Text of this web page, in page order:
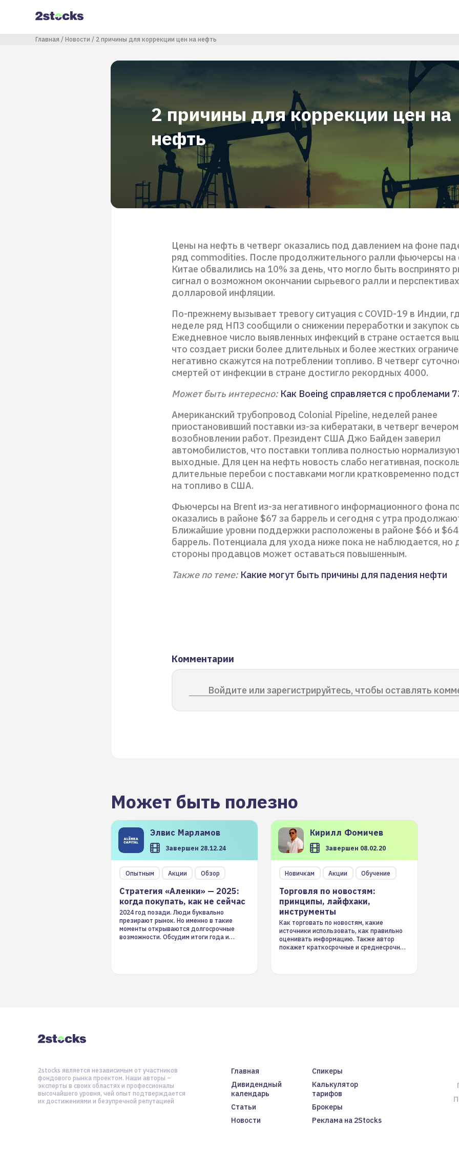
содержанию
Строка навигации
Главная Новости 2 причины для коррекции цен на нефть
2 причины для коррекции цен на
нефть
Цены на нефть в четверг оказались под давлением на фоне
ряд commodities. После продолжительного ралли фьючерсы на
Китае обвалились на 10% за день, что могло быть воспринято
сигнал о возможном окончании сырьевого ралли и
долларовой инфляции.
По-прежнему вызывает тревогу ситуация с COVID-19 в Индии,
неделе ряд НПЗ сообщили о снижении переработки и закупок
Ежедневное число выявленных инфекций в стране остается
что создает риски более длительных и более жестких
негативно скажутся на потреблении топливо. В четверг
смертей от инфекции в стране достигло рекордных 4000.
Может быть интересно: Как Boeing справляется с проблемами
Американский трубопровод Colonial Pipeline, неделей ранее
приостановивший поставки из-за кибератаки, в четверг
возобновлении работ. Президент США Джо Байден заверил
автомобилистов, что поставки топлива полностью
выходные. Для цен на нефть новость слабо негативная,
длительные перебои с поставками могли кратковременно
на топливо в США.
Фьючерсы на Brent из-за негативного информационного фона
оказались в районе $67 за баррель и сегодня с утра
Ближайшие уровни поддержки расположены в районе $66 и
баррель. Потенциала для ухода ниже пока не наблюдается, но
стороны продавцов может оставаться повышенным.
Также по теме: Какие могут быть причины для падения нефти
Комментарии
Войдите или зарегистрируйтесь, чтобы оставлять
Может быть полезно
Элвис Марламов
Завершен 28.12.24
Опытным Акции Обзор
Стратегия «Аленки» — 2025:
когда покупать, как не сейчас
2024 год позади. Люди буквально
презирают рынок. Но именно в такие
моменты открываются долгосрочные
возможности. Обсудим итоги года и
Кирилл Фомичев
Завершен 08.02.20
Новичкам Акции Обучение
Торговля по новостям:
принципы, лайфхаки,
инструменты
Как торговать по новостям, какие
источники использовать, как правильно
оценивать информацию. Также автор
покажет краткосрочные и среднесрочные
Главная
Спикеры
Дивидендный
календарь
Калькулятор
тарифов
Статьи
Брокеры
Новости
Реклама на 2Stocks
2stocks является независимым от участников
фондового рынка проектом. Наши авторы –
эксперты в своих областях и профессионалы
высочайшего уровня, чей опыт подтверждается
их достижениями и безупречной репутацией